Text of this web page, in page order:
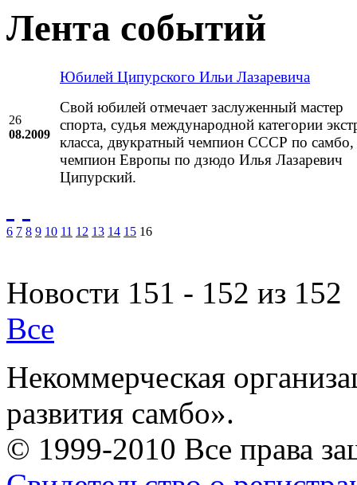
Лента событий
26
08.2009
Юбилей Ципурского Ильи Лазаревича
Свой юбилей отмечает заслуженный мастер
спорта, судья международной категории
класса, двукратный чемпион СССР по самбо,
чемпион Европы по дзюдо Илья Лазаревич
Ципурский.
6 7 8 9 10 11 12 13 14 15 16
Новости 151 - 152 из 152
Все
Некоммерческая
развития самбо».
© 1999-2010 Все права